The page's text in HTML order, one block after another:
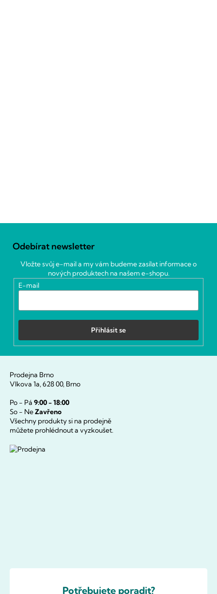
Odebírat newsletter
Vložte svůj e-mail a my vám budeme zasílat informace o
nových produktech na našem e-shopu.
E-mail
Přihlásit se
Prodejna Brno
Vlkova 1a, 628 00, Brno
Po - Pá 9:00 - 18:00
So - NeZavřeno
Všechny produkty si na prodejně
můžete prohlédnout a vyzkoušet.
Potřebujete poradit?